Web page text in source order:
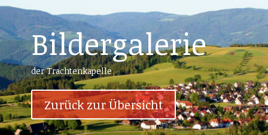
Bildergalerie
der Trachtenkapelle
Zurück zur Übersicht